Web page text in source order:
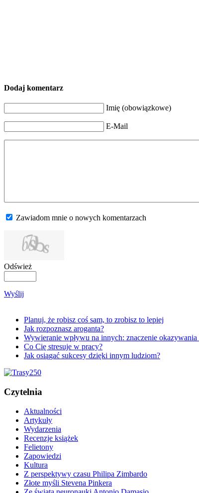
Dodaj komentarz
Imię (obowiązkowe)
E-Mail
Zawiadom mnie o nowych komentarzach
Odśwież
Wyślij
Planuj, że robisz coś sam, to zrobisz to lepiej
Jak rozpoznasz aroganta?
Wywieranie wpływu na innych: znaczenie
Co Cię stresuje w pracy?
Jak osiągać sukcesy dzięki innym ludziom?
Czytelnia
Aktualności
Artykuły
Wydarzenia
Recenzje książek
Felietony
Zapowiedzi
Kultura
Z perspektywy czasu Philipa Zimbardo
Złote myśli Stevena Pinkera